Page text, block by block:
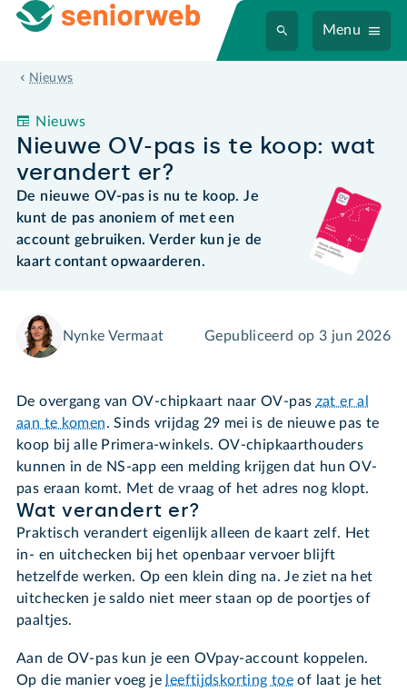
Menu
Nieuws
Nieuwe OV-pas is te koop: wat verandert er?
Nieuws
Nieuwe OV-pas is te koop: wat
verandert er?
De nieuwe OV-pas is nu te koop. Je
kunt de pas anoniem of met een
account gebruiken. Verder kun je de
kaart contant opwaarderen.
Nynke Vermaat Gepubliceerd op3 jun 2026
De overgang van OV-chipkaart naar OV-pas zat er al
aan te komen. Sinds vrijdag 29 mei is de nieuwe pas te
koop bij alle Primera-winkels. OV-chipkaarthouders
kunnen in de NS-app een melding krijgen dat hun OV-
pas eraan komt. Met de vraag of het adres nog klopt.
Wat verandert er?
Praktisch verandert eigenlijk alleen de kaart zelf. Het
in- en uitchecken bij het openbaar vervoer blijft
hetzelfde werken. Op een klein ding na. Je ziet na het
uitchecken je saldo niet meer staan op de poortjes of
paaltjes.
Aan de OV-pas kun je een OVpay-account koppelen.
Op die manier voeg je leeftijdskorting toe of laat je het